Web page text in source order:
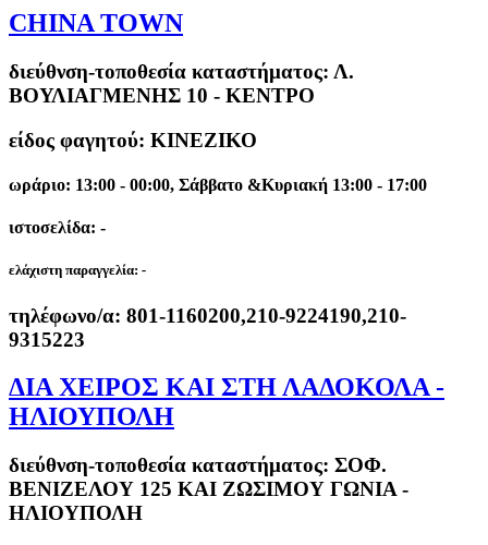
CHINA TOWN
διεύθνση-τοποθεσία καταστήματος: Λ.
ΒΟΥΛΙΑΓΜΕΝΗΣ 10 - ΚΕΝΤΡΟ
είδος φαγητού: ΚΙΝΕΖΙΚΟ
ωράριο: 13:00 - 00:00, Σάββατο &Κυριακή 13:00 - 17:00
ιστοσελίδα: -
ελάχιστη παραγγελία: -
τηλέφωνο/α: 801-1160200,210-9224190,210-
9315223
ΔΙΑ ΧΕΙΡΟΣ ΚΑΙ ΣΤΗ ΛΑΔΟΚΟΛA -
ΗΛΙΟΥΠΟΛΗ
διεύθνση-τοποθεσία καταστήματος: ΣΟΦ.
ΒΕΝΙΖΕΛΟΥ 125 ΚΑΙ ΖΩΣΙΜΟΥ ΓΩΝΙΑ -
ΗΛΙΟΥΠΟΛΗ